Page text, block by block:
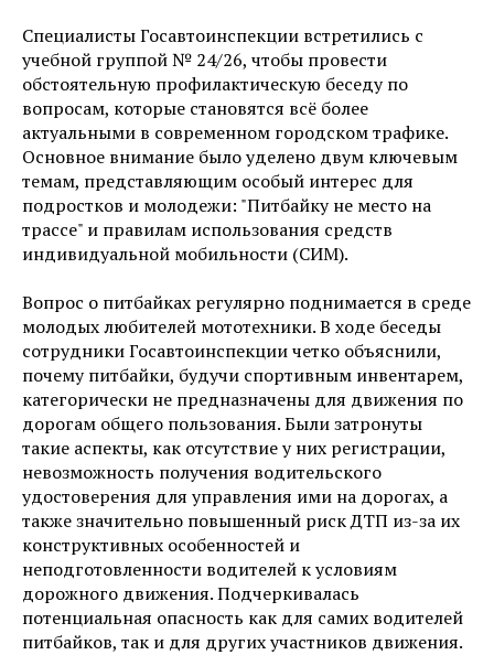
Специалисты Госавтоинспекции встретились с
учебной группой № 24/26, чтобы провести
обстоятельную профилактическую беседу по
вопросам, которые становятся всё более
актуальными в современном городском трафике.
Основное внимание было уделено двум ключевым
темам, представляющим особый интерес для
подростков и молодежи: "Питбайку не место на
трассе" и правилам использования средств
индивидуальной мобильности (СИМ).
Вопрос о питбайках регулярно поднимается в среде
молодых любителей мототехники. В ходе беседы
сотрудники Госавтоинспекции четко объяснили,
почему питбайки, будучи спортивным инвентарем,
категорически не предназначены для движения по
дорогам общего пользования. Были затронуты
такие аспекты, как отсутствие у них регистрации,
невозможность получения водительского
удостоверения для управления ими на дорогах, а
также значительно повышенный риск ДТП из-за их
конструктивных особенностей и
неподготовленности водителей к условиям
дорожного движения. Подчеркивалась
потенциальная опасность как для самих водителей
питбайков, так и для других участников движения.